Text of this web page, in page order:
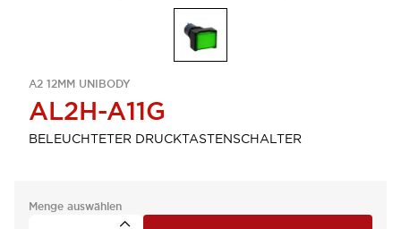
A2 12MM UNIBODY
AL2H-A11G
BELEUCHTETER DRUCKTASTENSCHALTER
Menge auswählen